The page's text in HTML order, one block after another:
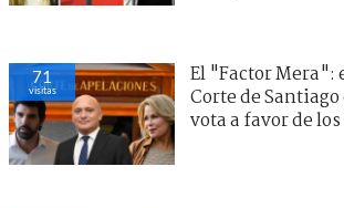
71
visitas
El "Factor Mera":
Corte de
vota a favor de